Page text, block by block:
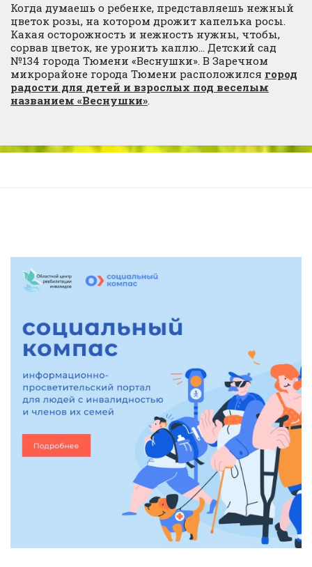
Когда думаешь о ребенке, представляешь нежный
цветок розы, на котором дрожит капелька росы.
Какая осторожность и нежность нужны, чтобы,
сорвав цветок, не уронить каплю… Детский сад
№134 города Тюмени «Веснушки». В Заречном
микрорайоне города Тюмени расположился город
радости для детей и взрослых под веселым
названием «Веснушки».